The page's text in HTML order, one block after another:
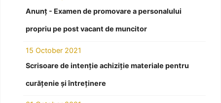
Anunț - Examen de promovare a personalului
propriu pe post vacant de muncitor
15 October 2021
Scrisoare de intenție achiziție materiale pentru
curățenie și întreținere